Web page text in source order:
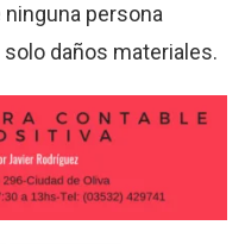
persona
daños materiales.